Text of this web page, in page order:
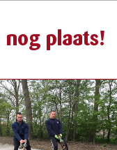
nog plaats!